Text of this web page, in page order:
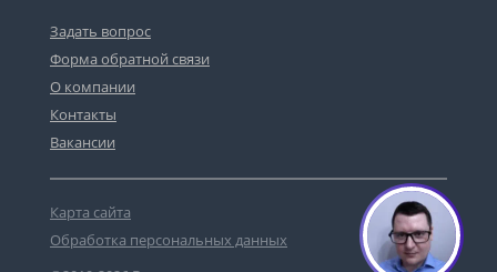
Задать вопрос
Форма обратной связи
О компании
Контакты
Вакансии
Карта сайта
Обработка персональных данных